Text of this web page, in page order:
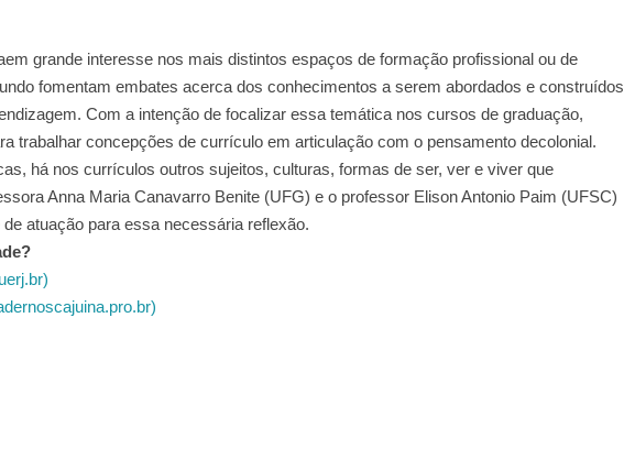
grande interesse nos mais distintos espaços de formação profissional ou de
fomentam embates acerca dos conhecimentos a serem abordados e construídos
Com a intenção de focalizar essa temática nos cursos de graduação,
trabalhar concepções de currículo em articulação com o pensamento decolonial.
há nos currículos outros sujeitos, culturas, formas de ser, ver e viver que
Anna Maria Canavarro Benite (UFG) e o professor Elison Antonio Paim (UFSC)
atuação para essa necessária reflexão.